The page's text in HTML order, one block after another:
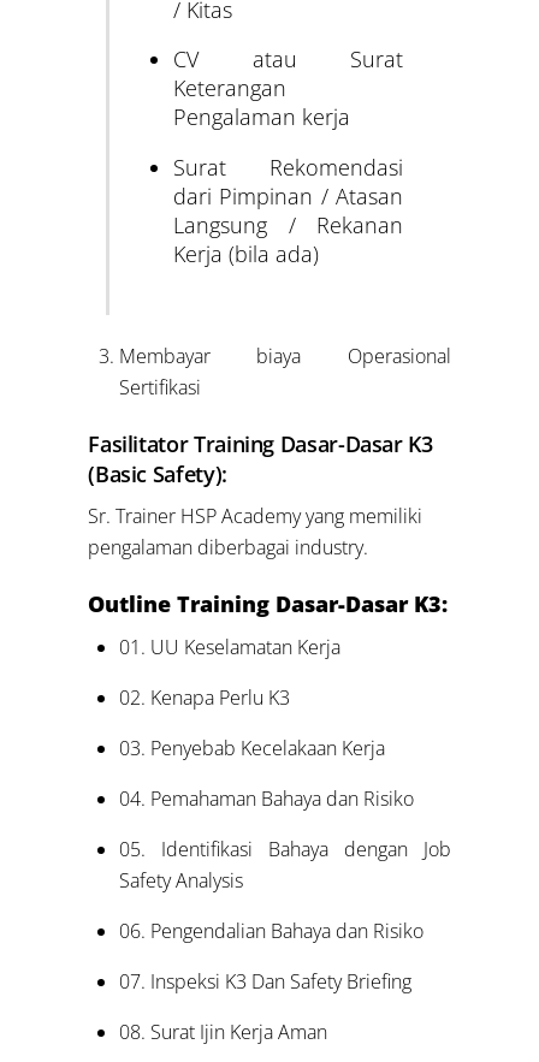
/ Kitas
CV atau Surat
Keterangan
Pengalaman kerja
Surat Rekomendasi
dari Pimpinan / Atasan
Langsung / Rekanan
Kerja (bila ada)
Membayar biaya Operasional
Sertifikasi
Fasilitator Training Dasar-Dasar K3
(Basic Safety):
Sr. Trainer HSP Academy yang memiliki
pengalaman diberbagai industry.
Outline Training Dasar-Dasar K3:
01. UU Keselamatan Kerja
02. Kenapa Perlu K3
03. Penyebab Kecelakaan Kerja
04. Pemahaman Bahaya dan Risiko
05. Identifikasi Bahaya dengan Job
Safety Analysis
06. Pengendalian Bahaya dan Risiko
07. Inspeksi K3 Dan Safety Briefing
08. Surat Ijin Kerja Aman